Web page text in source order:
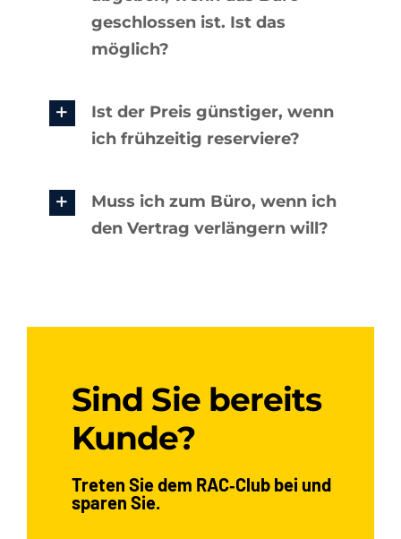
geschlossen ist. Ist das
möglich?
Ist der Preis günstiger, wenn
ich frühzeitig reserviere?
Muss ich zum Büro, wenn ich
den Vertrag verlängern will?
Sind Sie bereits
Kunde?
Treten Sie dem RAC‑Club bei und
sparen Sie.